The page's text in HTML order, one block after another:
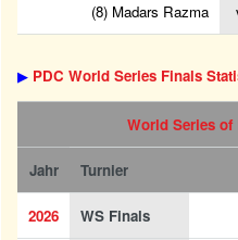
(8) Madars Razma
▶ PDC World Series Finals
World Series of
Jahr Turnier
2026 WS Finals